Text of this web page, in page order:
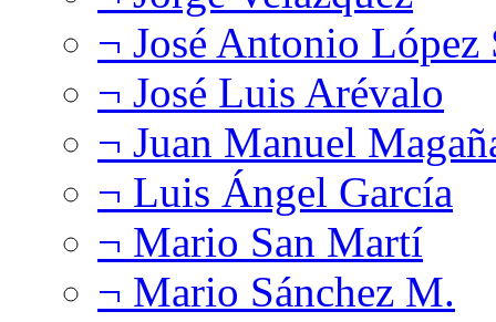
¬ José Antonio López
¬ José Luis Arévalo
¬ Juan Manuel
¬ Luis Ángel García
¬ Mario San Martí
¬ Mario Sánchez M.